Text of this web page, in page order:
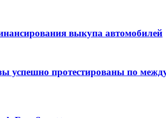
выкупа автомобилей
успешно протестированы по